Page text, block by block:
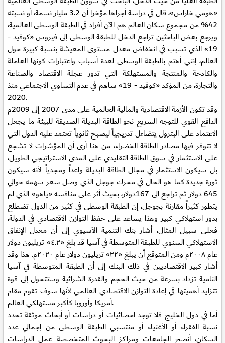
«هومي خاراس»، قال في دراسة أجراها مؤخرا أن 3.2 مليار نسمة، أو نسبته
42% من مجموع سكان العالم هم الآن أفراد في الطبقة الوسطى العالمية،
ويرجع بعض الباحثين تراجع الدخل للطبقة الوسطى إلى فيروس «كوفيد -
19» الذي تسبب في انخفاض معدل مستوى المعيشة بنسبة كبيرة حول
العالم، إنني أهتم بالطبقة الوسطى لعدة أسباب واعتبارات كونها العاملة
والكادحة والمنتجة والمستهلكة التي تدور عجلة الاقتصاد والصناعة
والتجارة، من المؤكد «كوفيد - 19» ساهم في عدم التساوي الاجتماعي منذ
2020.
وقد تكون الأزمة الاقتصادية والمالية العالمية على مدى 2007 إلى 2009م
الدافع القوي للتوجه السريع نحو الطاقة البديلة الصديقة للبيئة ما يجعل
الاعتماد على البترول يتضاءل تدريجياً ليصبح ثانوياً تعتمد عليه الدول التي
لا تتوفر فيها مصادر الطاقة الخضراء، من هنا أرى أن المؤشرات لا تشجع
على الاستثمار في سوق الطاقة التقليدي على المدى الاستراتيجي الطويل،
بل سيكون الاستثمار في مجال الطاقة البديلة واعداً ومجدياً لأنه سيكون
ثورة جديدة كما هو الحال في محرك جوجل الذي وصل سعر سهمه حوالي
645 دولار ثم تراجع الى 167دولار، بحيث أثر على منافسه «ياهو» الذي لم
يتطور كثيراً مقارنة بجوجل، إن الطبقة الوسطى في كثير من الدول تضطلع
بدور استهلاكي كبير وهذا يساعد على حفظ التوازن الاقتصادي في الدولة،
فعلى سبيل المثال، أشار بنك التنمية الآسيوي إلى أن معدل الإنفاق
الاستهلاكي السنوي للطبقة المتوسطة في آسيا قد بلغ «٤.٣» تريليون دولار
عام ٢٠٠٨م ومن المتوقع أن يبلغ «٣٢» تريليون دولار عام ٢٠٣٠م. هذا وقد
أشار كبير الاقتصاديين في ذلك البنك إلى أن الطبقة المتوسطة في آسيا
النامية تزداد بسرعة من حيث الحجم والقدرة الشرائية وستتحول إلى قوة
تتزايد أهميتها في إعادة التوازن الاقتصادي العالمي لأنها سوف تقوم مقام
أمريكا وأوروبا كأكبر مستهلكي العالم.
أما في دول الخليج فلا توجد احصائيات أو دراسات أو أبحاث موثقة تحدد
نسبة الفقراء أو الأغنياء أو منتسبي الطبقة الوسطى من إجمالي عدد
السكان، أنصح الجامعات ومراكز البحوث المتخصصة عمل الدراسات